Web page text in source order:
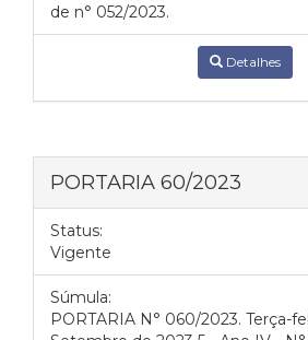
de n° 052/2023.
Detalhes
PORTARIA 60/2023
Status:
Vigente
Súmula:
PORTARIA N° 060/2023. Terça-